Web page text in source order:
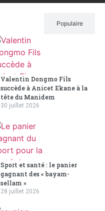
Populaire
Valentin Dongmo Fils
succède à Anicet Ekane à la
tête du Manidem
30 juillet 2026
Sport et santé : le panier
gagnant des « bayam-
sellam »
28 juillet 2026